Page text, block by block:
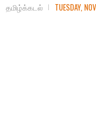
தமிழ்க்கடல் TUESDAY,